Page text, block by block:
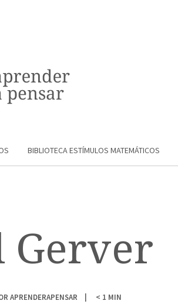
BIBLIOTECA ESTÍMULOS MATEMÁTICOS
Gerver
APRENDERAPENSAR < 1 MIN